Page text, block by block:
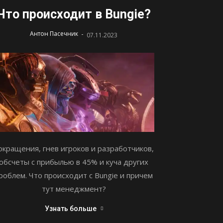
происходит в Bungie?
Антон Пасечник - 07.11.2023
гнев игроков и разработчиков,
с прибылью в 45% и куча других
Что происходит с Bungie и причем
тут менеджмент?
Узнать больше